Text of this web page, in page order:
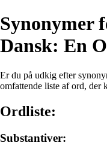
Synonymer
Dansk: En
Er du på udkig efter
omfattende liste af ord, der
Ordliste:
Substantiver: